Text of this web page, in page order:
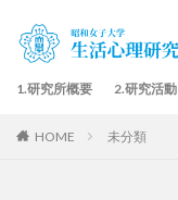
1.研究所概要 2.研究活動
HOME 未分類